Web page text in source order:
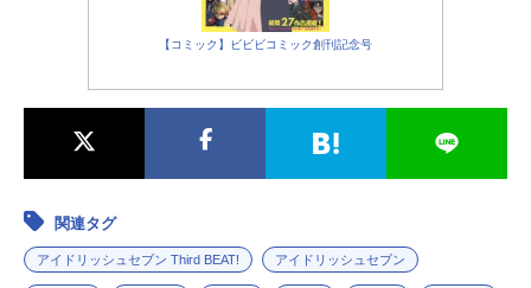
戦篇・DoItYourself!!-どぅー・いっ
と・ゆあせるふ-・EDENSZERO・O
【コミック】ビビビコミック創刊記念号
関連タグ
アイドリッシュセブン Third BEAT! アイドリッシュセブン